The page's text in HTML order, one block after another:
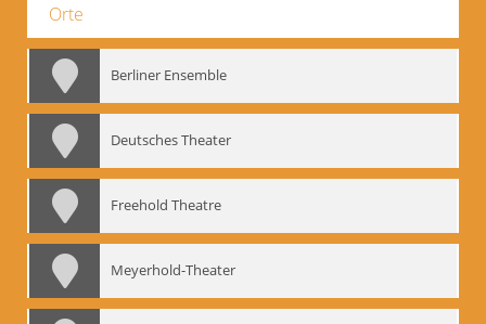
Orte
Berliner Ensemble
Deutsches Theater
Freehold Theatre
Meyerhold-Theater